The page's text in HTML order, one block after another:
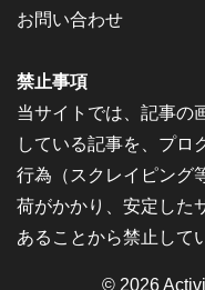
お問い合わせ
禁止事項
当サイトでは、記事の
している記事を、プロ
行為（スクレイピング
荷がかかり、安定した
あることから禁止して
© 2026